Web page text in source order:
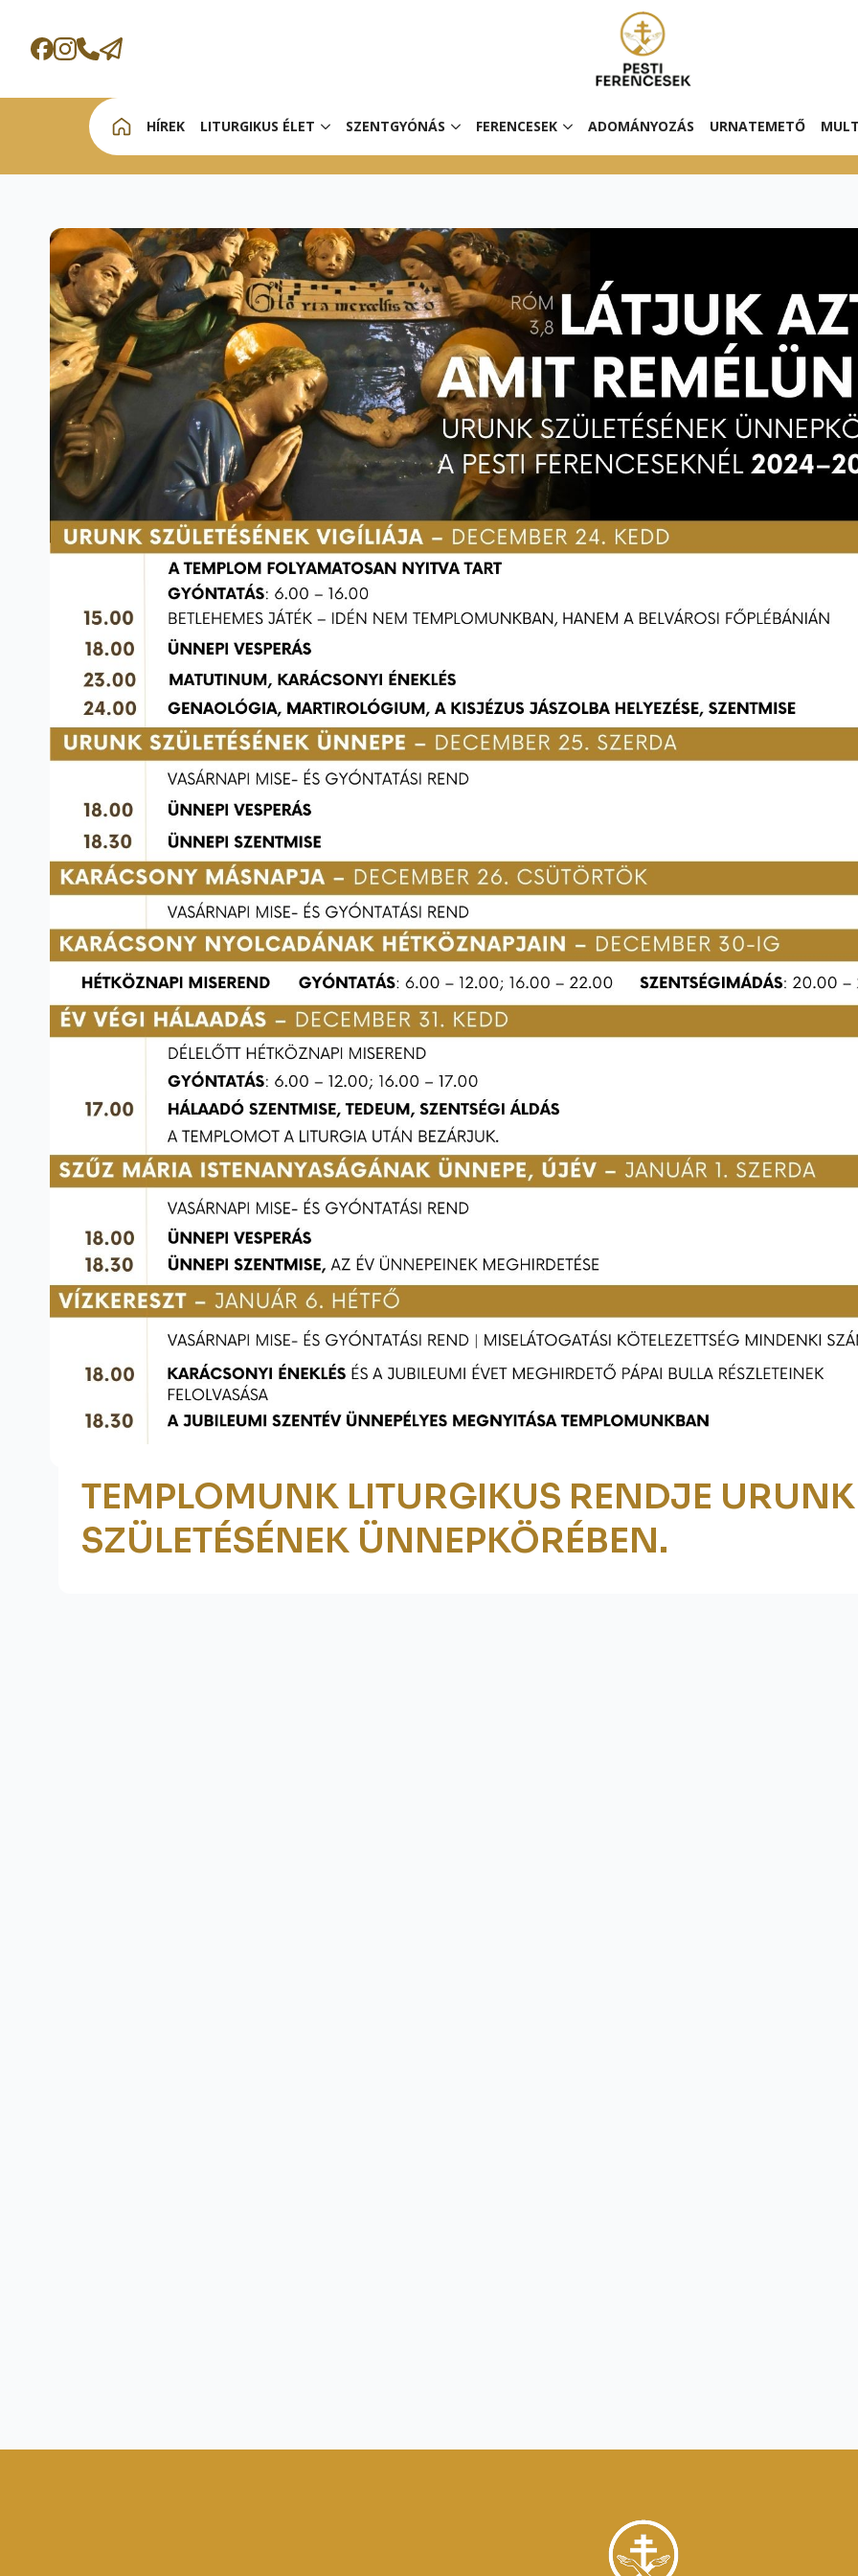
HÍREK LITURGIKUS ÉLET SZENTGYÓNÁS FERENCESEK ADOMÁNYOZÁS URNATEMETŐ
TEMPLOMUNK LITURGIKUS RENDJE URUNK
SZÜLETÉSÉNEK ÜNNEPKÖRÉBEN.